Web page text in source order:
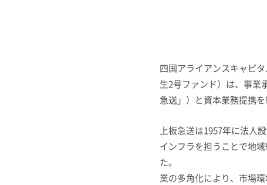
四国アライアンスキャピ
生2号ファンド）は、事業
急送」）と資本業務提携
上板急送は1957年に法人
インフラを担うことで地
業の多角化により、市場